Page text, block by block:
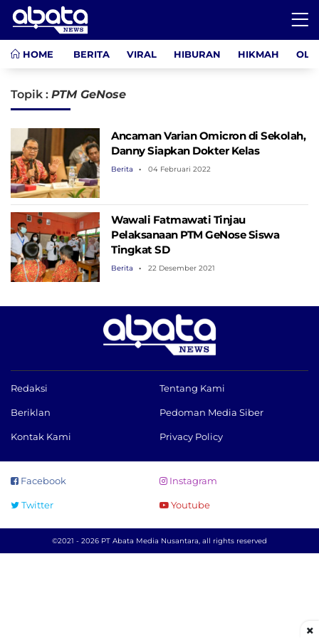
HOME BERITA VIRAL HIBURAN HIKMAH
Topik : PTM GeNose
Ancaman Varian Omicron di Sekolah,
Danny Siapkan Dokter Kelas
Berita 04 Februari 2022
Wawali Fatmawati Tinjau
Pelaksanaan PTM GeNose Siswa
Tingkat SD
Berita 22 Desember 2021
Redaksi Tentang Kami
Beriklan Pedoman Media Siber
Kontak Kami Privacy Policy
Facebook Instagram
Twitter Youtube
©2021 - 2026 PT Abata Media Nusantara, all rights reserved
×